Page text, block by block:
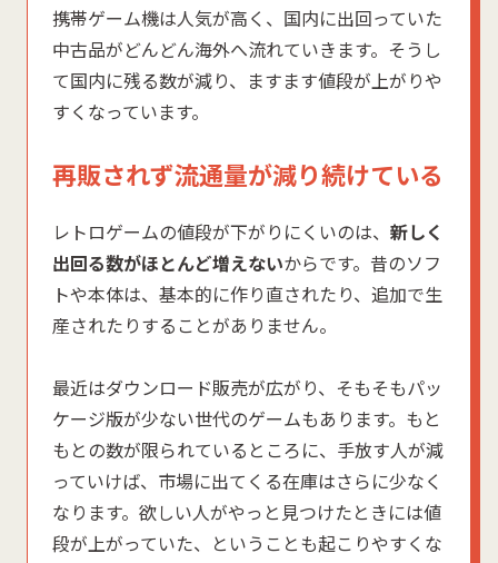
携帯ゲーム機は人気が高く、国内に出回っていた
中古品がどんどん海外へ流れていきます。そうし
て国内に残る数が減り、ますます値段が上がりや
すくなっています。
再販されず流通量が減り続けている
レトロゲームの値段が下がりにくいのは、 新しく
出回る数がほとんど増えないからです。昔のソフ
トや本体は、基本的に作り直されたり、追加で生
産されたりすることがありません。
最近はダウンロード販売が広がり、そもそもパッ
ケージ版が少ない世代のゲームもあります。もと
もとの数が限られているところに、手放す人が減
っていけば、市場に出てくる在庫はさらに少なく
なります。欲しい人がやっと見つけたときには値
段が上がっていた、ということも起こりやすくな